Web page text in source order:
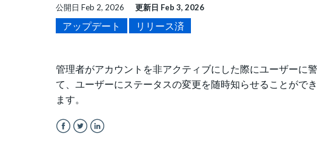
公開日 Feb 2, 2026 更新日 Feb 3, 2026
アップデート リリース済
管理者がアカウントを非アクティブにした際にユーザーに
て、ユーザーにステータスの変更を随時知らせることがで
ます。